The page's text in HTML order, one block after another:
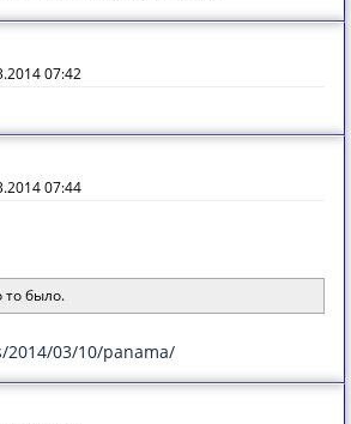
07:42
07:44
то было.
03/10/panama/